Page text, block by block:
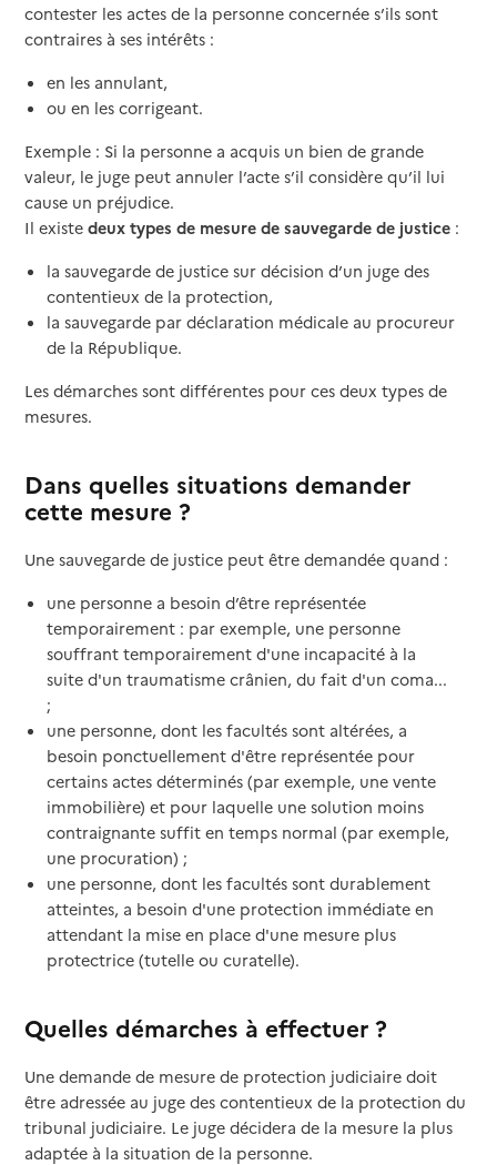
contester les actes de la personne concernée s’ils sont
contraires à ses intérêts :
en les annulant,
ou en les corrigeant.
Exemple : Si la personne a acquis un bien de grande
valeur, le juge peut annuler l’acte s’il considère qu’il lui
cause un préjudice.
Il existe deux types de mesure de sauvegarde de justice :
la sauvegarde de justice sur décision d’un juge des
contentieux de la protection,
la sauvegarde par déclaration médicale au procureur
de la République.
Les démarches sont différentes pour ces deux types de
mesures.
Dans quelles situations demander
cette mesure ?
Une sauvegarde de justice peut être demandée quand :
une personne a besoin d’être représentée
temporairement : par exemple, une personne
souffrant temporairement d'une incapacité à la
suite d'un traumatisme crânien, du fait d'un coma...
;
une personne, dont les facultés sont altérées, a
besoin ponctuellement d'être représentée pour
certains actes déterminés (par exemple, une vente
immobilière) et pour laquelle une solution moins
contraignante suffit en temps normal (par exemple,
une procuration) ;
une personne, dont les facultés sont durablement
atteintes, a besoin d'une protection immédiate en
attendant la mise en place d'une mesure plus
protectrice (tutelle ou curatelle).
Quelles démarches à effectuer ?
Une demande de mesure de protection judiciaire doit
être adressée au juge des contentieux de la protection du
tribunal judiciaire. Le juge décidera de la mesure la plus
adaptée à la situation de la personne.